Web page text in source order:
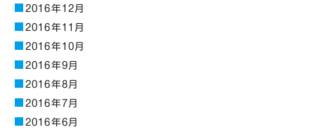
2016年12月
2016年11月
2016年10月
2016年9月
2016年8月
2016年7月
2016年6月